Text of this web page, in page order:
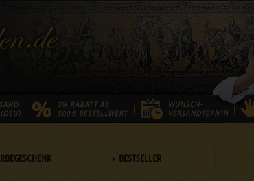
› BESTSELLER